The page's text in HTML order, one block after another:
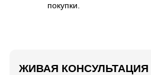
покупки.
ЖИВАЯ